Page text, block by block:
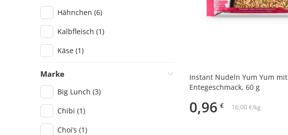
Hähnchen (6)
Kalbfleisch (1)
Käse (1)
Pilze(4)
Rindfleischgeschmack
Schweinefleisch
Marke
Big Lunch (3)
Chibi (1)
Choi’s (1)
Instant Nudeln Yum Yum mit
Entegeschmack, 60 g
0,96 € 16,00 €/kg